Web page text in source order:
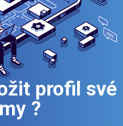
profil své
?